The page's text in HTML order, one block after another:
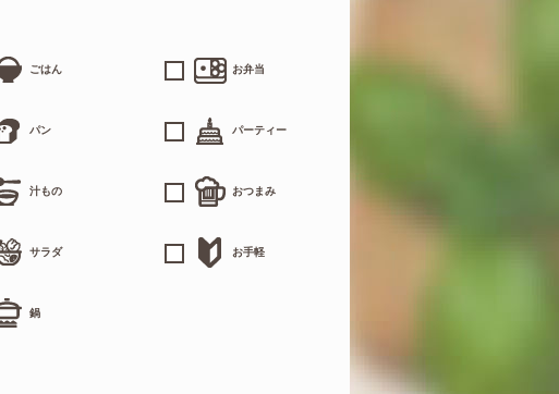
ごはん
パン
汁もの
サラダ
鍋
お弁当
パーティー
おつまみ
お手軽